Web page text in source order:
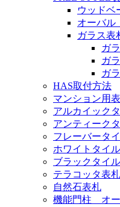
ウッドベ
オーバ
ガラス表
ガ
ガ
ガ
HAS取付方法
マンション用
アルカイック
アンティーク
フレーバータ
ホワイトタイ
ブラックタイ
テラコッタ表札
自然石表札
機能門柱 オ